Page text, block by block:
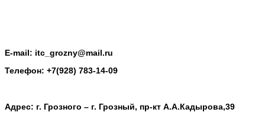
E-mail: itc_grozny@mail.ru
Телефон: +7(928) 783-14-09
Адрес: г. Грозного – г. Грозный, пр-кт А.А.Кадырова,39